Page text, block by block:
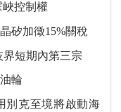
變相取霍峽控制權
矽加徵15%關稅
短期內第三宗
輪
克至境將啟動海